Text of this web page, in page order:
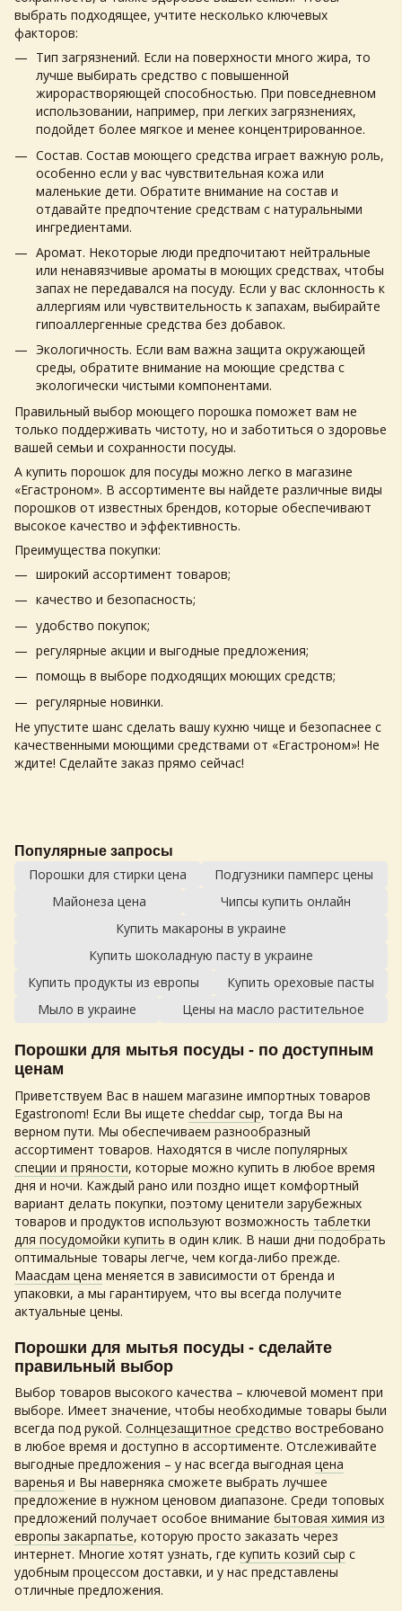
выбрать подходящее, учтите несколько ключевых
факторов:
Тип загрязнений. Если на поверхности много жира, то
лучше выбирать средство с повышенной
жирорастворяющей способностью. При повседневном
использовании, например, при легких загрязнениях,
подойдет более мягкое и менее концентрированное.
Состав. Состав моющего средства играет важную роль,
особенно если у вас чувствительная кожа или
маленькие дети. Обратите внимание на состав и
отдавайте предпочтение средствам с натуральными
ингредиентами.
Аромат. Некоторые люди предпочитают нейтральные
или ненавязчивые ароматы в моющих средствах, чтобы
запах не передавался на посуду. Если у вас склонность к
аллергиям или чувствительность к запахам, выбирайте
гипоаллергенные средства без добавок.
Экологичность. Если вам важна защита окружающей
среды, обратите внимание на моющие средства с
экологически чистыми компонентами.
Правильный выбор моющего порошка поможет вам не
только поддерживать чистоту, но и заботиться о здоровье
вашей семьи и сохранности посуды.
А купить порошок для посуды можно легко в магазине
«Егастроном». В ассортименте вы найдете различные виды
порошков от известных брендов, которые обеспечивают
высокое качество и эффективность.
Преимущества покупки:
широкий ассортимент товаров;
качество и безопасность;
удобство покупок;
регулярные акции и выгодные предложения;
помощь в выборе подходящих моющих средств;
регулярные новинки.
Не упустите шанс сделать вашу кухню чище и безопаснее с
качественными моющими средствами от «Егастроном»! Не
ждите! Сделайте заказ прямо сейчас!
Популярные запросы
Порошки для стирки цена
Подгузники памперс цены
Майонеза цена
Чипсы купить онлайн
Купить макароны в украине
Купить шоколадную пасту в украине
Купить продукты из европы
Купить ореховые пасты
Мыло в украине
Цены на масло растительное
Порошки для мытья посуды - по доступным
ценам
Приветствуем Вас в нашем магазине импортных товаров
Egastronom! Если Вы ищете cheddar сыр, тогда Вы на
верном пути. Мы обеспечиваем разнообразный
ассортимент товаров. Находятся в числе популярных
специи и пряности, которые можно купить в любое время
дня и ночи. Каждый рано или поздно ищет комфортный
вариант делать покупки, поэтому ценители зарубежных
товаров и продуктов используют возможность таблетки
для посудомойки купить в один клик. В наши дни подобрать
оптимальные товары легче, чем когда-либо прежде.
Маасдам цена меняется в зависимости от бренда и
упаковки, а мы гарантируем, что вы всегда получите
актуальные цены.
Порошки для мытья посуды - сделайте
правильный выбор
Выбор товаров высокого качества – ключевой момент при
выборе. Имеет значение, чтобы необходимые товары были
всегда под рукой. Солнцезащитное средство востребовано
в любое время и доступно в ассортименте. Отслеживайте
выгодные предложения – у нас всегда выгодная цена
варенья и Вы наверняка сможете выбрать лучшее
предложение в нужном ценовом диапазоне. Среди топовых
предложений получает особое внимание бытовая химия из
европы закарпатье, которую просто заказать через
интернет. Многие хотят узнать, где купить козий сыр с
удобным процессом доставки, и у нас представлены
отличные предложения.